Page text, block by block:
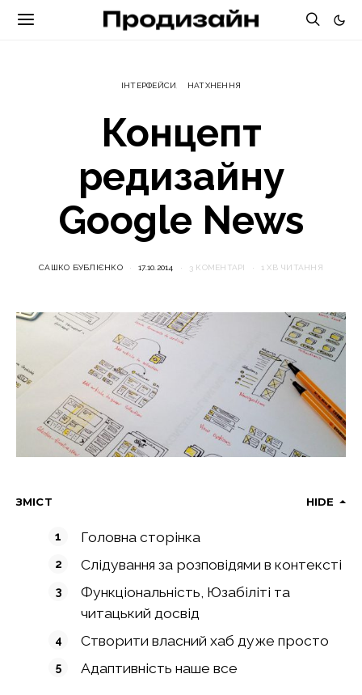
ІНТЕРФЕЙСИ НАТХНЕННЯ
Концепт
редизайну
Google News
САШКО БУБЛІЄНКО 17.10.2014 3 КОМЕНТАРІ 1 ХВ ЧИТАННЯ
ЗМІСТ HIDE
Головна сторінка
Слідування за розповідями в контексті
Функціональність, Юзабіліті та
читацький досвід
Створити власний хаб дуже просто
Адаптивність наше все